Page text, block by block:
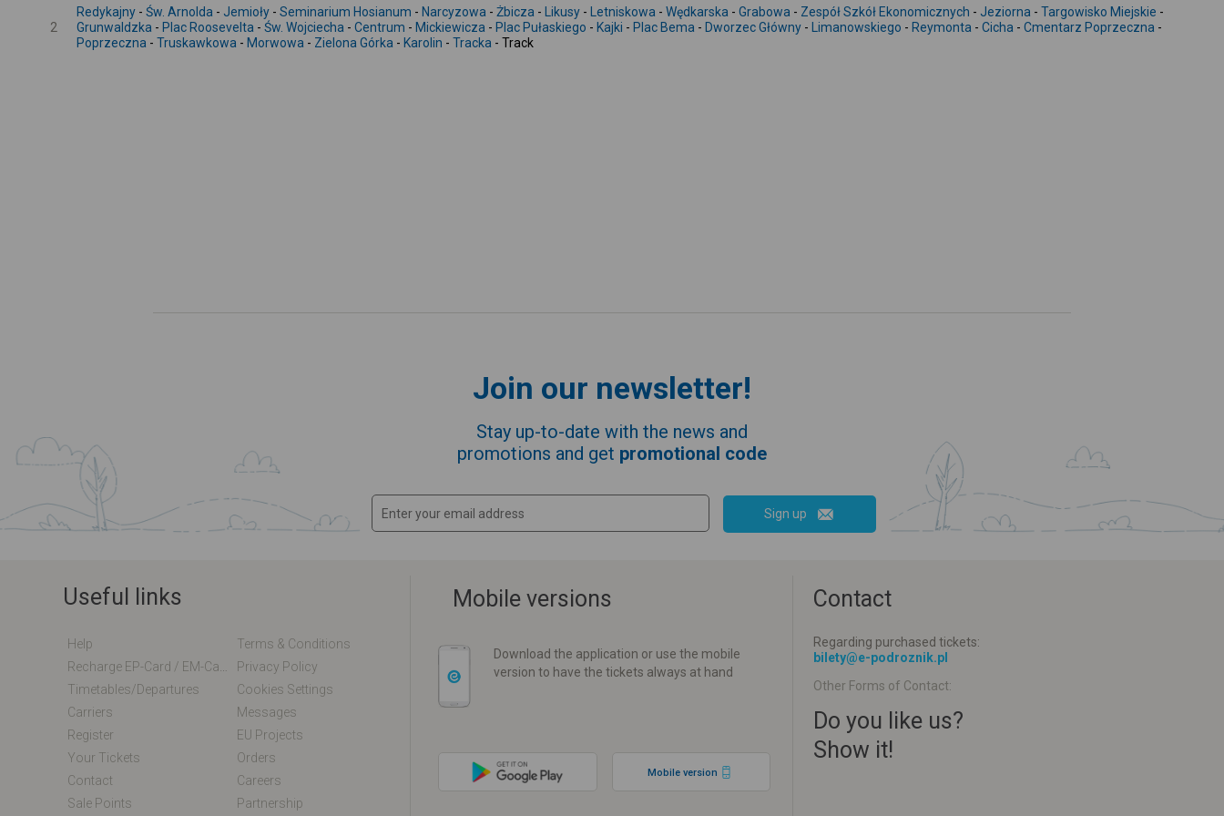
-
2
Redykajny - Św. Arnolda - Jemioły - Seminarium Hosianum - Narcyzowa - Żbicza - Likusy - Letniskowa - Wędkarska - Grabowa - Zespół Szkół Ekonomicznych - Jeziorna - Targowisko Miejskie -
Grunwaldzka - Plac Roosevelta - Św. Wojciecha - Centrum - Mickiewicza - Plac Pułaskiego - Kajki - Plac Bema - Dworzec Główny - Limanowskiego - Reymonta - Cicha - Cmentarz Poprzeczna -
Poprzeczna - Truskawkowa - Morwowa - Zielona Górka - Karolin - Tracka - Track
Join our newsletter!
Stay up-to-date with the news and
promotions and get promotional code
Sign up
Useful links
Help
Terms & Conditions
Privacy Policy
Timetables/departures
Cookies Settings
Carriers
Messages
Register
EU Projects
Your Tickets
Orders
Contact
Careers
Sale Points
Partnership
Mobile versions
Download the application or use the mobile
version to have the tickets always at hand
Mobile version
Contact
Regarding purchased tickets:
bilety@e-podroznik.pl
Other Forms of Contact:
Do you like us?
Show it!